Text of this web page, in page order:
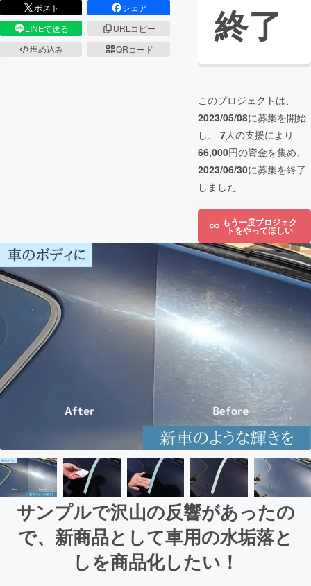
ポスト
シェア
LINEで送る
URLコピー
埋め込み
QRコード
終了
このプロジェクトは、
2023/05/08に募集を開始
し、 7人の支援により
66,000円の資金を集め、
2023/06/30に募集を終了
しました
もう一度プロジェク
トをやってほしい
サンプルで沢山の反響があったの
で、新商品として車用の水垢落と
しを商品化したい！